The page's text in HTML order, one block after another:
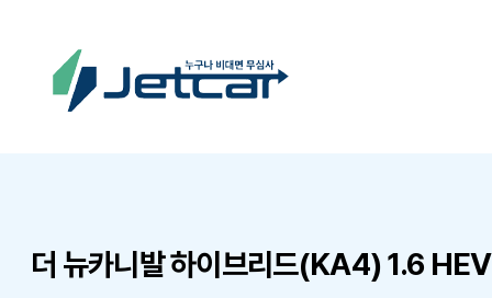
더 뉴카니발 하이브리드(KA4) 1.6